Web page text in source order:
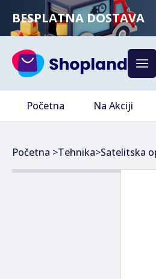
BESPLATNA DOSTAVA
Početna Na Akciji
Početna >Tehnika>Satelitska